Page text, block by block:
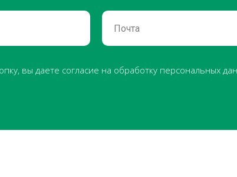
вы даете согласие на обработку персональных